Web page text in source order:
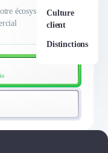
Culture
client
Distinctions
écosystème digital